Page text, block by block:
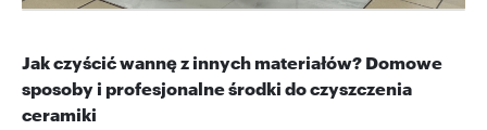
Jak czyścić wannę z innych materiałów? Domowe
sposoby i profesjonalne środki do czyszczenia
ceramiki